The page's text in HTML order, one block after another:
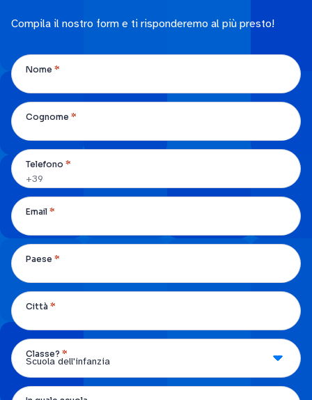
Compila il nostro form e ti risponderemo al più presto!
Nome *
Cognome *
Telefono *
Email *
Paese *
Città *
Classe? *